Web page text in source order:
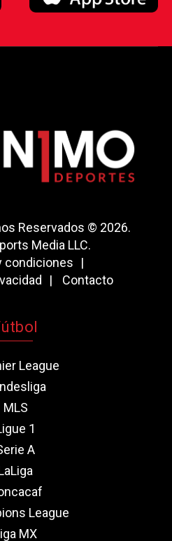
Reservados © 2026.
Media LLC.
condiciones
Contacto
League
MLS
1
A
League
MX